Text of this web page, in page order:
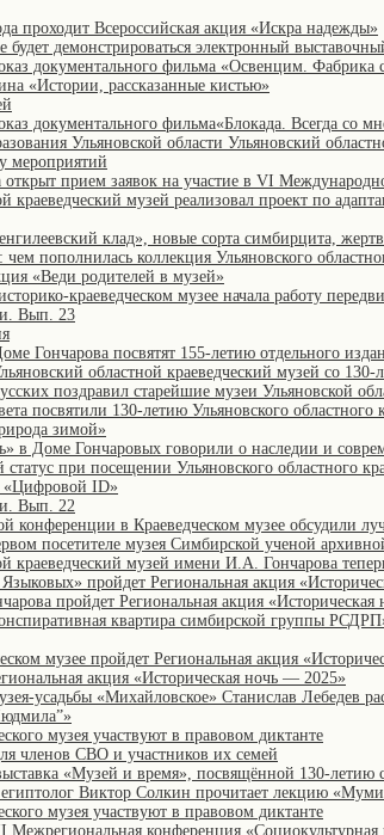
проходит Всероссийская акция «Искра надежды»
будет демонстрироваться электронный
документального фильма «Освенцим. Фабрика
«Истории, рассказанные кистью»
документального фильма«Блокада. Всегда со
Ульяновской области Ульяновский
мероприятий
открыт прием заявок на участие в VI
краеведческий музей реализовал проект по
клад», новые сорта симбирцита,
пополнилась коллекция Ульяновского
«Веди родителей в музей»
краеведческом музее начала работу
Вып. 23
Гончарова посвятят 155-летию отдельного
областной краеведческий музей со 130-
поздравил старейшие музеи Ульяновской
посвятили 130-летию Ульяновского областного
зимой»
в Доме Гончаровых говорили о наследии и
статус при посещении Ульяновского областного
«Цифровой ID»
Вып. 22
конференции в Краеведческом музее обсудили
посетителе музея Симбирской ученой
краеведческий музей имени И.А. Гончарова
Языковых» пройдет Региональная акция
пройдет Региональная акция
квартира симбирской группы
музее пройдет Региональная акция
акция «Историческая ночь — 2025»
усадьбы «Михайловское» Станислав Лебедев
музея участвуют в правовом диктанте
членов СВО и участников их семей
«Музей и время», посвящённой 130-летию
египтолог Виктор Солкин прочитает лекцию
музея участвуют в правовом диктанте
II Межрегиональная конференция